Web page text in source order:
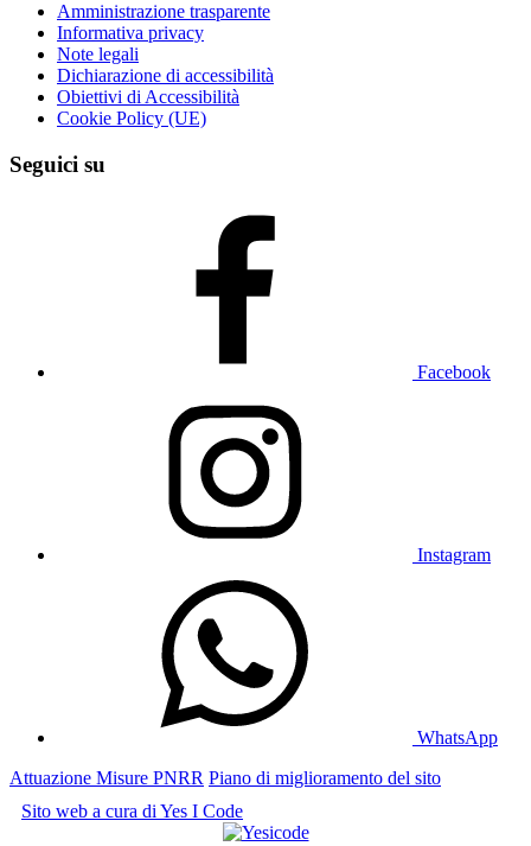
Amministrazione trasparente
Informativa privacy
Note legali
Dichiarazione di accessibilità
Obiettivi di Accessibilità
Cookie Policy (UE)
Seguici su
Facebook
Instagram
WhatsApp
Attuazione Misure PNRR Piano di miglioramento del sito
Sito web a cura di Yes I Code